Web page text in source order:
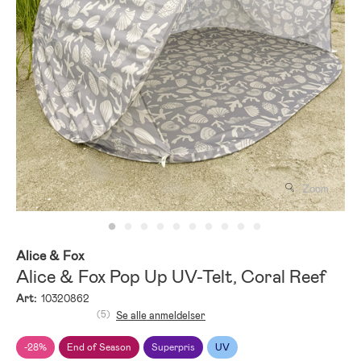
Zoom
Alice & Fox
Alice & Fox Pop Up UV-Telt, Coral Reef
Art: 10320862
-28% End of Season Superpris UV
(5) Se alle anmeldelser